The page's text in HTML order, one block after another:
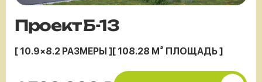
Проект Б-13
[ 10.9×8.2 РАЗМЕРЫ ][ 108.28 М² ПЛОЩАДЬ ]